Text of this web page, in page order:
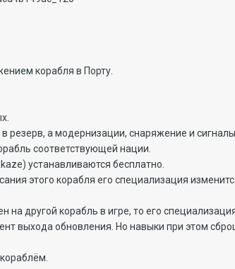
корабля в Порту.
резерв, а модернизации, снаряжение и
соответствующей нации.
устанавливаются бесплатно.
этого корабля его специализация
другой корабль в игре, то его
выхода обновления. Но навыки при этом